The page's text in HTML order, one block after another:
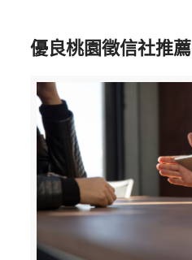
優良桃園徵信社推薦